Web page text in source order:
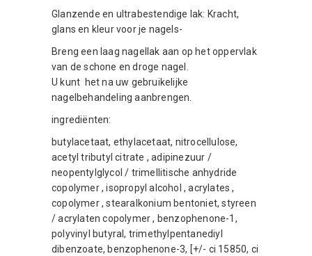
Glanzende en ultrabestendige lak: Kracht,
glans en kleur voor je nagels-
Breng een laag nagellak aan op het oppervlak
van de schone en droge nagel.
U kunt het na uw gebruikelijke
nagelbehandeling aanbrengen.
ingrediënten:
butylacetaat, ethylacetaat, nitrocellulose,
acetyl tributyl citrate , adipinezuur /
neopentylglycol / trimellitische anhydride
copolymer , isopropyl alcohol , acrylates ,
copolymer , stearalkonium bentoniet, styreen
/ acrylaten copolymer , benzophenone-1,
polyvinyl butyral, trimethylpentanediyl
dibenzoate, benzophenone-3, [+/- ci 15850, ci